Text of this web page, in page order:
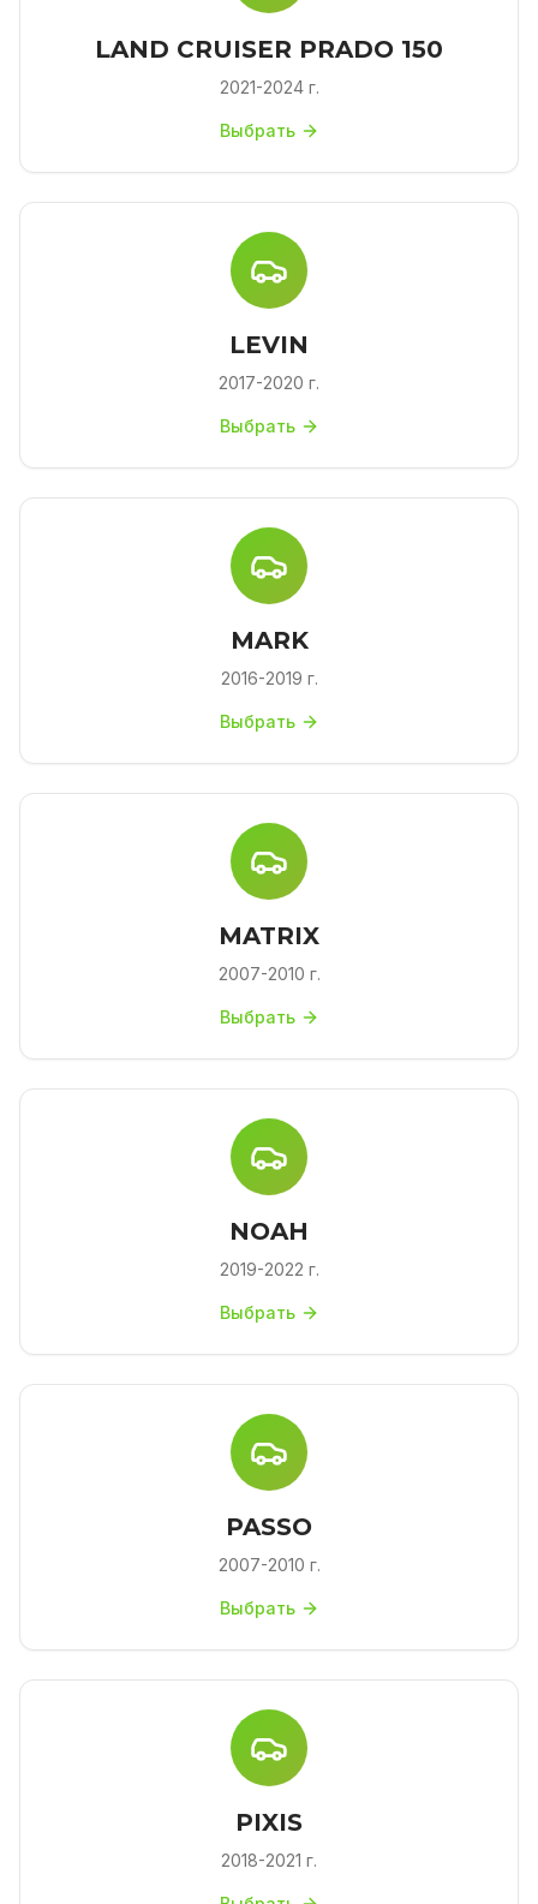
LAND CRUISER PRADO 150
2021-2024 г.
Выбрать
LEVIN
2017-2020 г.
Выбрать
MARK
2016-2019 г.
Выбрать
MATRIX
2007-2010 г.
Выбрать
NOAH
2019-2022 г.
Выбрать
PASSO
2007-2010 г.
Выбрать
PIXIS
2018-2021 г.